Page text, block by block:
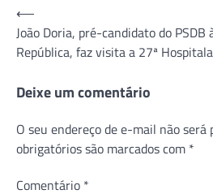
Navegação
de
Post
⟵
João Doria, pré-candidato do PSDB
República, faz visita a 27ª
Deixe um comentário
O seu endereço de e-mail não será
obrigatórios são marcados com *
Comentário *